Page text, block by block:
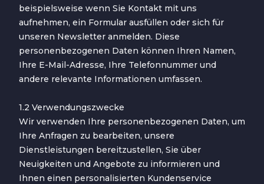
beispielsweise wenn Sie Kontakt mit uns
aufnehmen, ein Formular ausfüllen oder sich für
unseren Newsletter anmelden. Diese
personenbezogenen Daten können Ihren Namen,
Ihre E-Mail-Adresse, Ihre Telefonnummer und
andere relevante Informationen umfassen.
1.2 Verwendungszwecke
Wir verwenden Ihre personenbezogenen Daten, um
Ihre Anfragen zu bearbeiten, unsere
Dienstleistungen bereitzustellen, Sie über
Neuigkeiten und Angebote zu informieren und
Ihnen einen personalisierten Kundenservice